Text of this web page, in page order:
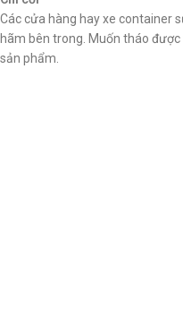
Các cửa hàng hay xe container
hãm bên trong. Muốn tháo
sản phẩm.